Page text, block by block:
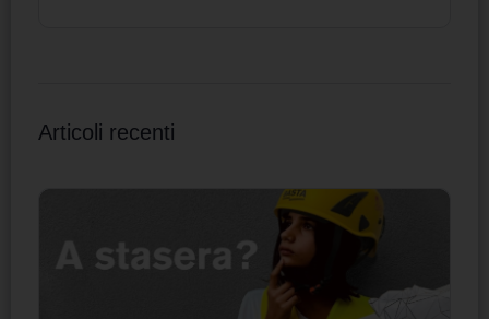
Articoli recenti